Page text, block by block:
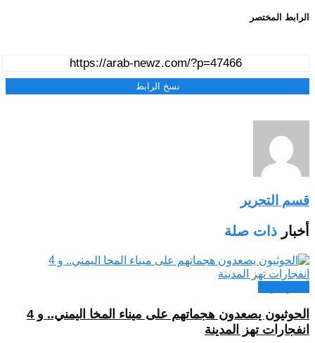
الرابط المختصر
نسخ الرابط
قسم التحرير
أخبار ذات صلة
الحوثيون يصعدون هجماتهم على ميناء المخا اليمني.. و 4
انفجارات تهز المدينة